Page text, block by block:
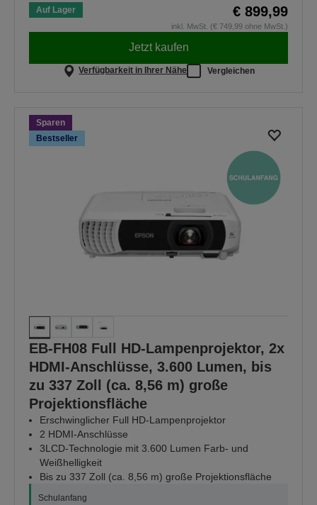
Auf Lager € 899,99
inkl. MwSt. (€ 749,99 ohne MwSt.)
Jetzt kaufen
Verfügbarkeit in Ihrer Nähe Vergleichen
Sparen
Bestseller
EB-FH08 Full HD-Lampenprojektor, 2x
HDMI-Anschlüsse, 3.600 Lumen, bis
zu 337 Zoll (ca. 8,56 m) große
Projektionsfläche
Erschwinglicher Full HD-Lampenprojektor
2 HDMI-Anschlüsse
3LCD-Technologie mit 3.600 Lumen Farb- und
Weißhelligkeit
Bis zu 337 Zoll (ca. 8,56 m) große Projektionsfläche
Schulanfang